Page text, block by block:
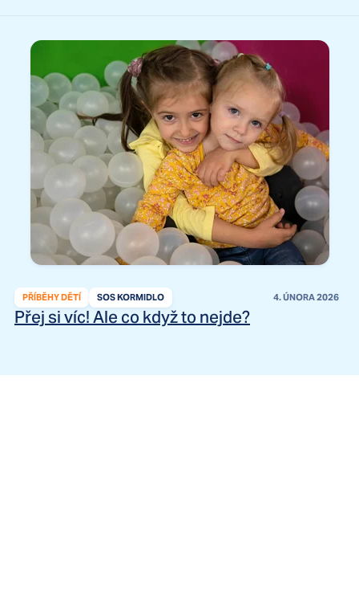
PŘÍBĚHY DĚTÍ SOS KORMIDLO 4. ÚNORA 2026
Přej si víc! Ale co když to nejde?